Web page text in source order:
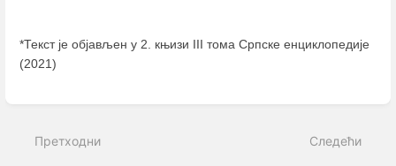
*Текст је објављен у 2. књизи III тома Српске енциклопедије
(2021)
mode
Претходни
Следећи